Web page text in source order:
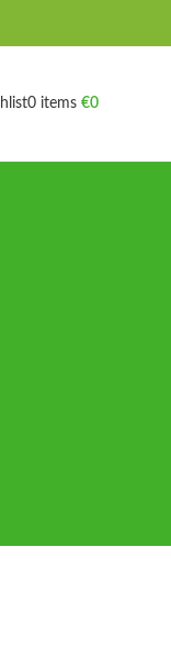
0 items €0